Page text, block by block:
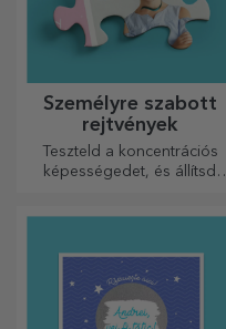
Személyre szabott
rejtvények
Teszteld a koncentrációs
képességedet, és állítsd